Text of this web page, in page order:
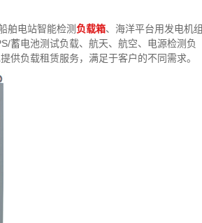
舶电站智能检测负载箱、海洋平台用发电机
蓄电池测试负载、航天、航空、电源检测负
供负载租赁服务，满足于客户的不同需求。